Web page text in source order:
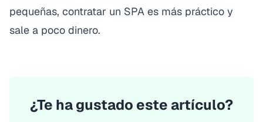
pequeñas, contratar un SPA es más práctico y
sale a poco dinero.
¿Te ha gustado este artículo?